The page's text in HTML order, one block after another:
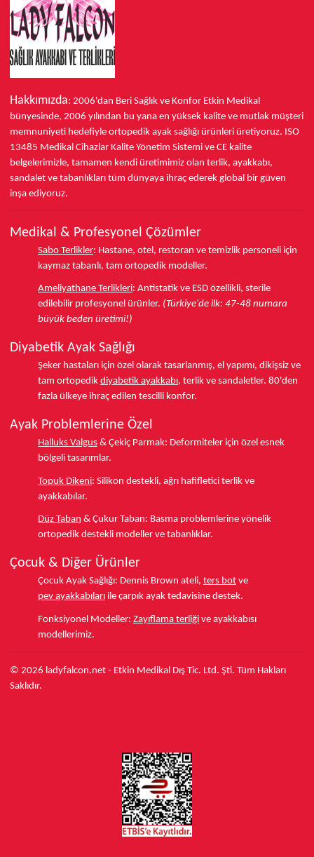
Hakkımızda: 2006'dan Beri Sağlık ve Konfor Etkin Medikal
bünyesinde, 2006 yılından bu yana en yüksek kalite ve mutlak müşteri
memnuniyeti hedefiyle ortopedik ayak sağlığı ürünleri üretiyoruz. ISO
13485 Medikal Cihazlar Kalite Yönetim Sistemi ve CE kalite
belgelerimizle, tamamen kendi üretimimiz olan terlik, ayakkabı,
sandalet ve tabanlıkları tüm dünyaya ihraç ederek global bir güven
inşa ediyoruz.
Medikal & Profesyonel Çözümler
Sabo Terlikler: Hastane, otel, restoran ve temizlik personeli için
kaymaz tabanlı, tam ortopedik modeller.
Ameliyathane Terlikleri: Antistatik ve ESD özellikli, sterile
edilebilir profesyonel ürünler. (Türkiye'de ilk: 47-48 numara
büyük beden üretimi!)
Diyabetik Ayak Sağlığı
Şeker hastaları için özel olarak tasarlanmış, el yapımı, dikişsiz ve
tam ortopedik diyabetik ayakkabı, terlik ve sandaletler. 80'den
fazla ülkeye ihraç edilen tescilli konfor.
Ayak Problemlerine Özel
Halluks Valgus & Çekiç Parmak: Deformiteler için özel esnek
bölgeli tasarımlar.
Topuk Dikeni: Silikon destekli, ağrı hafifletici terlik ve
ayakkabılar.
Düz Taban & Çukur Taban: Basma problemlerine yönelik
ortopedik destekli modeller ve tabanlıklar.
Çocuk & Diğer Ürünler
Çocuk Ayak Sağlığı: Dennis Brown ateli, ters bot ve
pev ayakkabıları ile çarpık ayak tedavisine destek.
Fonksiyonel Modeller: Zayıflama terliği ve ayakkabısı
modellerimiz.
© 2026 ladyfalcon.net - Etkin Medikal Dış Tic. Ltd. Şti. Tüm Hakları
Saklıdır.